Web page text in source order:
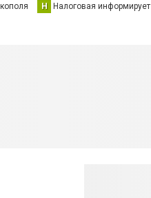
Н Налоговая информирует